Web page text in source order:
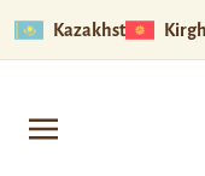
Kazakhstan